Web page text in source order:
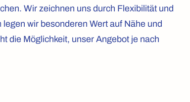
Wir zeichnen uns durch Flexibilität und
wir besonderen Wert auf Nähe und
die Möglichkeit, unser Angebot je nach